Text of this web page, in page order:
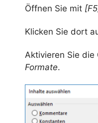
Öffnen Sie mit
Klicken Sie dort
Aktivieren Sie die
Formate.